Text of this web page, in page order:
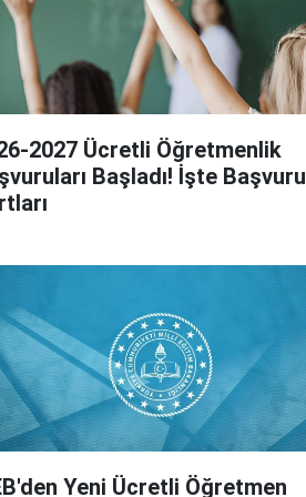
2027 Ücretli Öğretmenlik
Başladı! İşte Başvuru
Yeni Ücretli Öğretmen